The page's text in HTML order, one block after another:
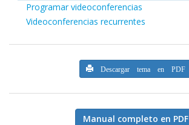
Programar videoconferencias
Videoconferencias recurrentes
Descargar tema en PDF
Manual completo en PDF